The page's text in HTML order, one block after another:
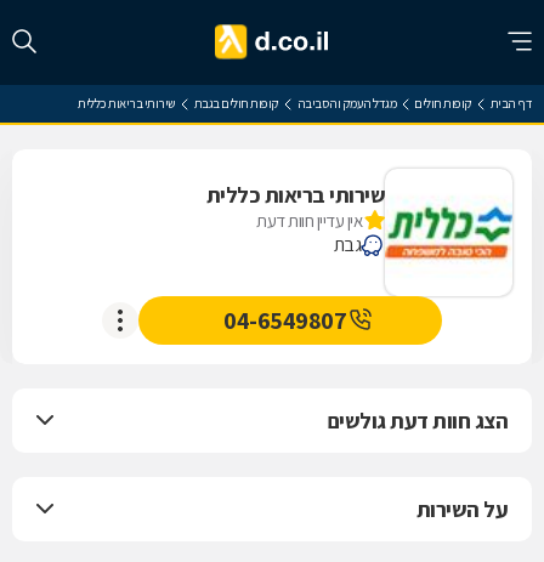
דף הבית קופות חולים מגדל העמק והסביבה קופות חולים בגבת שירותי בריאות כללית
שירותי בריאות כללית
אין עדיין חוות דעת
גבת
04-6549807
הצג חוות דעת גולשים
על השירות